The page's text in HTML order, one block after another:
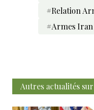
#Relation
#Armes
Autres actualités